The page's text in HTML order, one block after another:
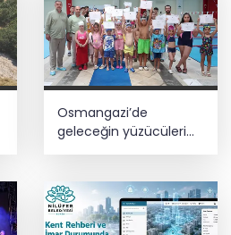
Osmangazi’de
geleceğin yüzücüleri
sertifikalarını aldı